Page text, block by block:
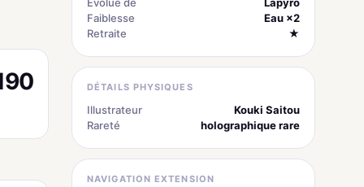
Faiblesse
Eau ×2
Retraite
★
DÉTAILS PHYSIQUES
Illustrateur
Kouki Saitou
Rareté
holographique rare
NAVIGATION EXTENSION